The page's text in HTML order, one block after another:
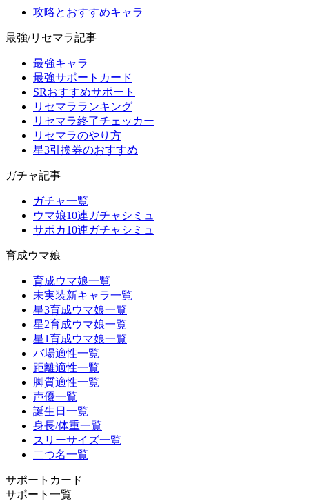
攻略とおすすめキャラ
最強/リセマラ記事
最強キャラ
最強サポートカード
SRおすすめサポート
リセマラランキング
リセマラ終了チェッカー
リセマラのやり方
星3引換券のおすすめ
ガチャ記事
ガチャ一覧
ウマ娘10連ガチャシミュ
サポカ10連ガチャシミュ
育成ウマ娘
育成ウマ娘一覧
未実装新キャラ一覧
星3育成ウマ娘一覧
星2育成ウマ娘一覧
星1育成ウマ娘一覧
バ場適性一覧
距離適性一覧
脚質適性一覧
声優一覧
誕生日一覧
身長/体重一覧
スリーサイズ一覧
二つ名一覧
サポートカード
サポート一覧